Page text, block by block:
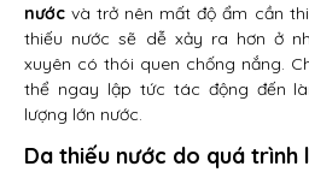
nước và trở nên mất độ ẩm cần
thiếu nước sẽ dễ xảy ra hơn ở
xuyên có thói quen chống nắng.
thể ngay lập tức tác động đến
lượng lớn nước.
Da thiếu nước do quá trình